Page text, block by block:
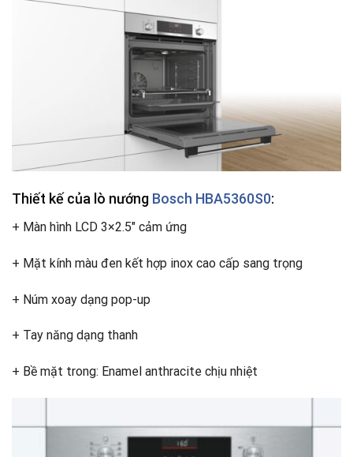
Thiết kế của lò nướng Bosch HBA5360S0:
+ Màn hình LCD 3×2.5″ cảm ứng
+ Mặt kính màu đen kết hợp inox cao cấp sang trọng
+ Núm xoay dạng pop-up
+ Tay năng dạng thanh
+ Bề mặt trong: Enamel anthracite chịu nhiệt